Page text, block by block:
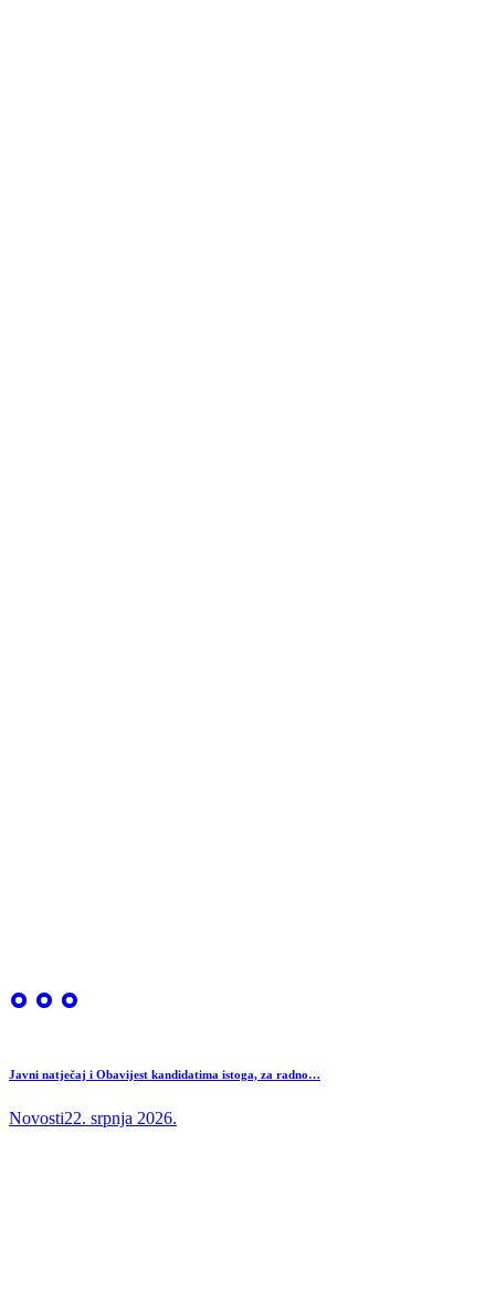
Javni natječaj i Obavijest kandidatima istoga, za radno…
Novosti22. srpnja 2026.